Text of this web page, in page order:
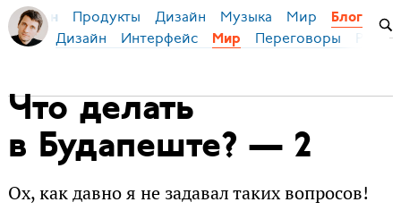
Бирман Продукты Дизайн Музыка Мир Блог
Дизайн Интерфейс Мир Переговоры
Что делать
в Будапеште? — 2
Ох, как давно я не задавал таких вопросов!